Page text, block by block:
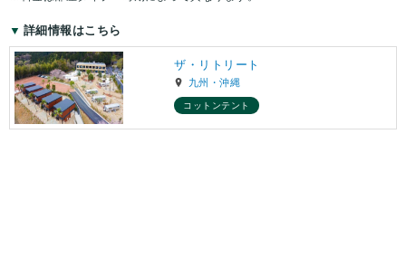
詳細情報はこちら
ザ・リトリート
九州・沖縄
コットンテント